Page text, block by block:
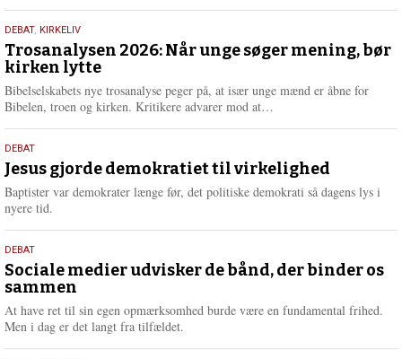
e
2.
juni
2026
DEBAT, KIRKELIV
Trosanalysen 2026: Når unge søger mening, bør
kirken lytte
Bibelselskabets nye trosanalyse peger på, at især unge mænd er åbne for
Bibelen, troen og kirken. Kritikere advarer mod at…
e
r
18.
maj
2026
DEBAT
Jesus gjorde demokratiet til virkelighed
Baptister var demokrater længe før, det politiske demokrati så dagens lys i
nyere tid.
18.
maj
2026
DEBAT
Sociale medier udvisker de bånd, der binder os
sammen
At have ret til sin egen opmærksomhed burde være en fundamental frihed.
Men i dag er det langt fra tilfældet.